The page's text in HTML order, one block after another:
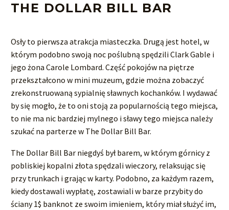
THE DOLLAR BILL BAR
Osły to pierwsza atrakcja miasteczka. Drugą jest hotel, w
którym podobno swoją noc poślubną spędzili Clark Gable i
jego żona Carole Lombard. Część pokojów na piętrze
przekształcono w mini muzeum, gdzie można zobaczyć
zrekonstruowaną sypialnię sławnych kochanków. I wydawać
by się mogło, że to oni stoją za popularnością tego miejsca,
to nie ma nic bardziej mylnego i sławy tego miejsca należy
szukać na parterze w The Dollar Bill Bar.
The Dollar Bill Bar niegdyś był barem, w którym górnicy z
pobliskiej kopalni złota spędzali wieczory, relaksując się
przy trunkach i grając w karty. Podobno, za każdym razem,
kiedy dostawali wypłatę, zostawiali w barze przybity do
ściany 1$ banknot ze swoim imieniem, który miał służyć im,